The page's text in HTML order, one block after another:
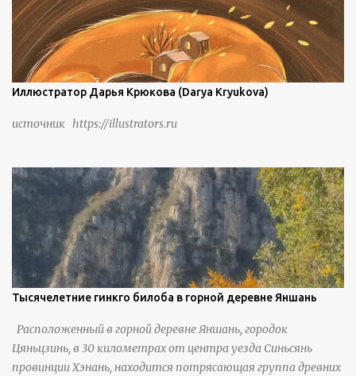
Иллюстратор Дарья Крюкова (Darya Kryukova)
источник https://illustrators.ru
Тысячелетние гинкго билоба в горной деревне Яншань
Расположенный в горной деревне Яншань, городок
Цяньцзинь, в 30 километрах от центра уезда Синьсянь
провинции Хэнань, находится потрясающая группа древних